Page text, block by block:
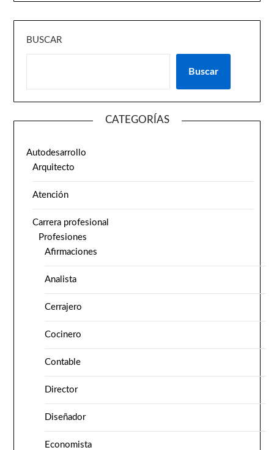
BUSCAR
Buscar
CATEGORÍAS
Autodesarrollo
Arquitecto
Atención
Carrera profesional
Profesiones
Afirmaciones
Analista
Cerrajero
Cocinero
Contable
Director
Diseñador
Economista